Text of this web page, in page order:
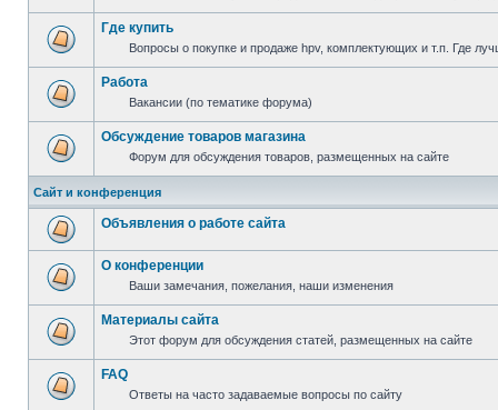
Где купить
Вопросы о покупке и продаже hpv, комплектующих и т.п. Где
Работа
Вакансии (по тематике форума)
Обсуждение товаров магазина
Форум для обсуждения товаров, размещенных на сайте
Сайт и конференция
Объявления о работе сайта
О конференции
Ваши замечания, пожелания, наши изменения
Материалы сайта
Этот форум для обсуждения статей, размещенных на сайте
FAQ
Ответы на часто задаваемые вопросы по сайту